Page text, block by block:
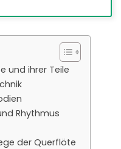
und ihrer Teile
Rhythmus
der Querflöte